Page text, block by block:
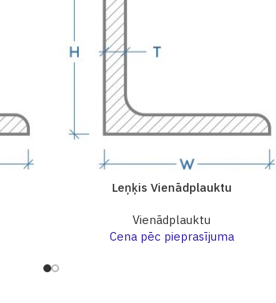
Leņķis Vienādplauktu
Vienādplauktu
Cena pēc pieprasījuma